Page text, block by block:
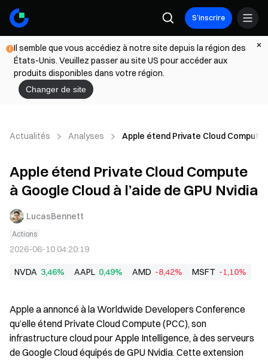
S’inscrire
Il semble que vous accédiez à notre site depuis la région des
États-Unis. Veuillez passer au site US pour accéder aux
produits disponibles dans votre région.
Changer de site
Actualités Analyses Apple étend Private Cloud Compute
Apple étend Private Cloud Compute
à Google Cloud à l’aide de GPU Nvidia
LucasBennett
Actions
2026-06-10 04:20:19
NVDA 3,46% AAPL 0,49% AMD -8,42% MSFT -1,10%
Apple a annoncé à la Worldwide Developers Conference
qu’elle étend Private Cloud Compute (PCC), son
infrastructure cloud pour Apple Intelligence, à des serveurs
de Google Cloud équipés de GPU Nvidia. Cette extension